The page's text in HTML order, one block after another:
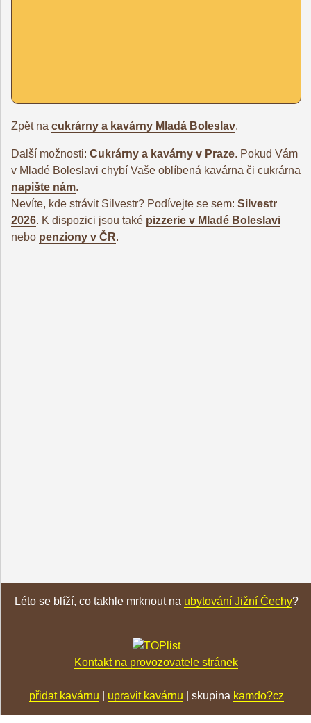
Zpět na cukrárny a kavárny Mladá Boleslav.
Další možnosti: Cukrárny a kavárny v Praze. Pokud Vám
v Mladé Boleslavi chybí Vaše oblíbená kavárna či cukrárna
napište nám.
Nevíte, kde strávit Silvestr? Podívejte se sem: Silvestr
2026. K dispozici jsou také pizzerie v Mladé Boleslavi
nebo penziony v ČR.
Léto se blíží, co takhle mrknout na ubytování Jižní Čechy?
Kontakt na provozovatele stránek
přidat kavárnu upravit kavárnu | skupina kamdo?cz